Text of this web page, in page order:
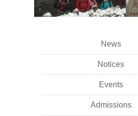
News
Notices
Events
Admissions